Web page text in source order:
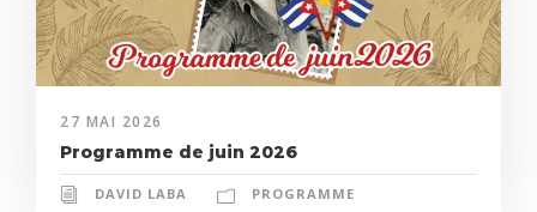
27 MAI 2026
Programme de juin 2026
DAVID LABA PROGRAMME